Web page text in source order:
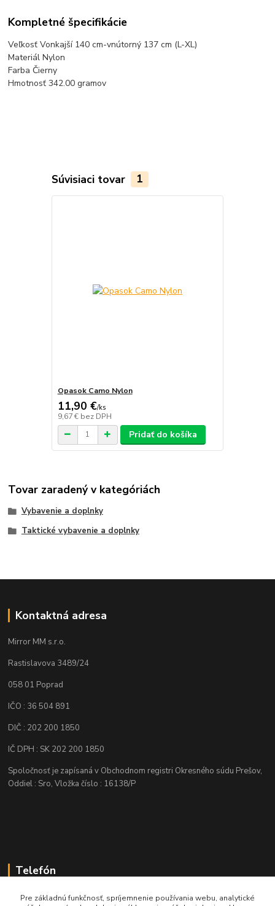
Kompletné špecifikácie
Veľkosť Vonkajší 140 cm-vnútorný 137 cm (L-XL)
Materiál Nylon
Farba Čierny
Hmotnosť 342.00 gramov
Súvisiaci tovar 1
Opasok Camo Nylon
11,90 €/ks
9,67 € bez DPH
Pridať do košíka
Tovar zaradený v kategóriách
Vybavenie a doplnky
Taktické vybavenie a doplnky
Kontaktná adresa
Mirror MM s.r.o.
Rastislavova 3489/24
058 01 Poprad
IČO : 36 504 891
DIČ : 202 200 1850
IČ DPH : SK 202 200 1850
Spoločnosť je zapísaná v Obchodnom registri Okresného súdu Prešov,
Oddiel : Sro, Vložka číslo : 16138/P
Telefón
+421 905 622 625
Pre základnú funkčnosť, spríjemnenie používania webu, analytické